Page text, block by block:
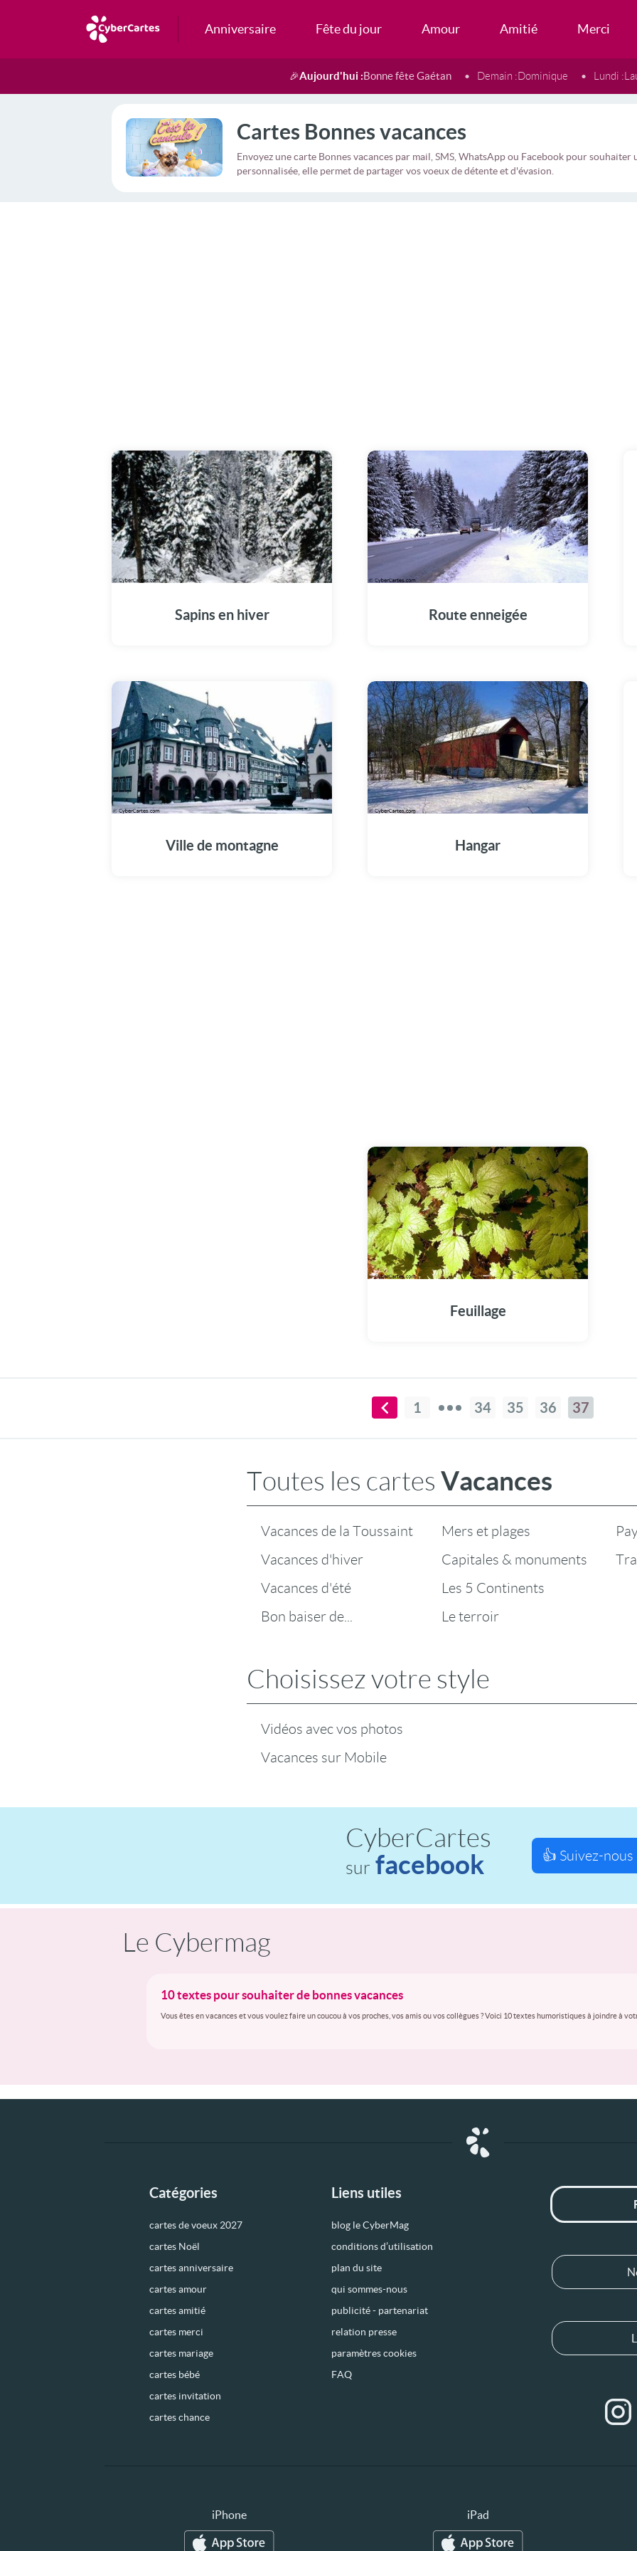
Anniversaire Fête du jour Amour Amitié Merci
🎉Aujourd'hui :Bonne fête Gaétan Demain :Dominique Lundi :
Cartes Bonnes vacances
Envoyez une carte Bonnes vacances par mail, SMS, WhatsApp ou Facebook pour souhaiter
personnalisée, elle permet de partager vos voeux de détente et d'évasion.
Sapins en hiver Route enneigée
Ville de montagne Hangar
Feuillage
1 34 35 36 37
Toutes les cartes Vacances
Vacances de la Toussaint
Vacances d'hiver
Vacances d'été
Bon baiser de...
Mers et plages
Capitales & monuments
Les 5 Continents
Le terroir
Choisissez votre style
Vidéos avec vos photos
Vacances sur Mobile
CyberCartes
sur facebook 👍 Suivez-nous
Le Cybermag
10 textes pour souhaiter de bonnes vacances
Vous êtes en vacances et vous voulez faire un coucou à vos proches, vos amis ou vos collègues ? Voici 10 textes humoristiques à joindre à
Catégories
cartes de voeux 2027
cartes Noël
cartes anniversaire
cartes amour
cartes amitié
cartes merci
cartes mariage
cartes bébé
cartes invitation
cartes chance
Liens utiles
blog le CyberMag
conditions d’utilisation
plan du site
qui sommes-nous
publicité - partenariat
relation presse
paramètres cookies
FAQ
iPhone iPad